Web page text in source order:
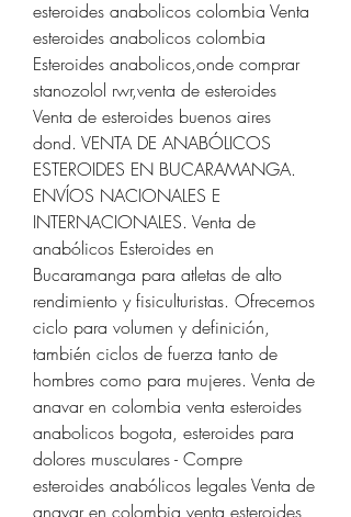
esteroides anabolicos colombia Venta
esteroides anabolicos colombia
Esteroides anabolicos,onde comprar
stanozolol rwr,venta de esteroides
Venta de esteroides buenos aires
dond. VENTA DE ANABÓLICOS
ESTEROIDES EN BUCARAMANGA.
ENVÍOS NACIONALES E
INTERNACIONALES. Venta de
anabólicos Esteroides en
Bucaramanga para atletas de alto
rendimiento y fisiculturistas. Ofrecemos
ciclo para volumen y definición,
también ciclos de fuerza tanto de
hombres como para mujeres. Venta de
anavar en colombia venta esteroides
anabolicos bogota, esteroides para
dolores musculares - Compre
esteroides anabólicos legales Venta de
anavar en colombia venta esteroides